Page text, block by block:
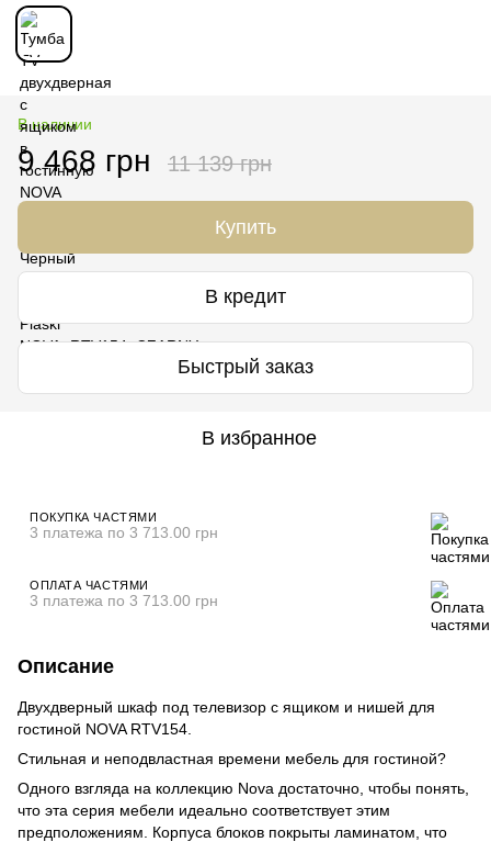
В наличии
9 468 грн 11 139 грн
Купить
В кредит
Быстрый заказ
В избранное
ПОКУПКА ЧАСТЯМИ
3 платежа по 3 713.00 грн
ОПЛАТА ЧАСТЯМИ
3 платежа по 3 713.00 грн
Описание
Двухдверный шкаф под телевизор с ящиком и нишей для
гостиной NOVA RTV154.
Стильная и неподвластная времени мебель для гостиной?
Одного взгляда на коллекцию Nova достаточно, чтобы понять,
что эта серия мебели идеально соответствует этим
предположениям. Корпуса блоков покрыты ламинатом, что